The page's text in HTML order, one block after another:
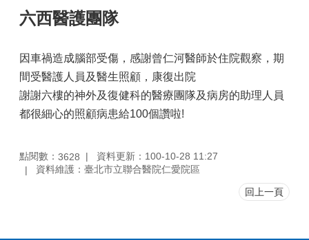
六西醫護團隊
因車禍造成腦部受傷，感謝曾仁河醫師於住院觀察，期
間受醫護人員及醫生照顧，康復出院
謝謝六樓的神外及復健科的醫療團隊及病房的助理人員
都很細心的照顧病患給100個讚啦!
點閱數： 3628
資料更新：100-10-28 11:27
資料維護：臺北市立聯合醫院仁愛院區
回上一頁